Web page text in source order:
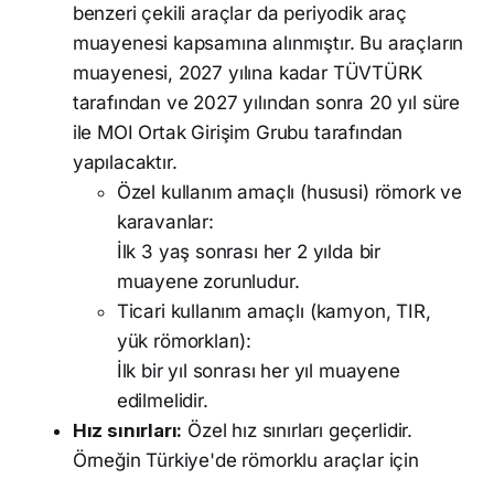
benzeri çekili araçlar da periyodik araç
muayenesi kapsamına alınmıştır. Bu araçların
muayenesi, 2027 yılına kadar TÜVTÜRK
tarafından ve 2027 yılından sonra 20 yıl süre
ile MOI Ortak Girişim Grubu tarafından
yapılacaktır.
Özel kullanım amaçlı (hususi) römork ve
karavanlar:
İlk 3 yaş sonrası her 2 yılda bir
muayene zorunludur.
Ticari kullanım amaçlı (kamyon, TIR,
yük römorkları):
İlk bir yıl sonrası her yıl muayene
edilmelidir.
Hız sınırları: Özel hız sınırları geçerlidir.
Örneğin Türkiye'de römorklu araçlar için